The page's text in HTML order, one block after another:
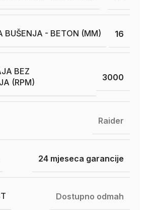
BUŠENJA - BETON (MM) 16
BEZ
(RPM)
3000
Raider
24 mjeseca garancije
Dostupno odmah